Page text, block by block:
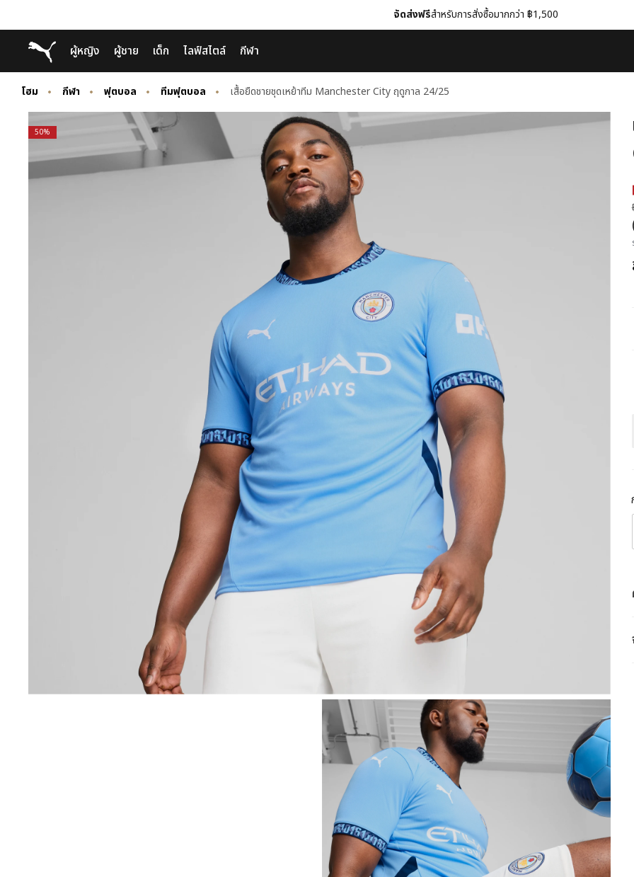
to
Main
content
to
Footer
Content
จัดส่งฟรีสำหรับการสั่งซื้อมากกว่า ฿1,500
Puma โฮม
ผู้หญิง ผู้ชาย เด็ก ไลฟ์สไตล์ กีฬา
โฮม กีฬา ฟุตบอล ทีมฟุตบอล เสื้อยืดชายชุดเหย้าทีม Manchester City ฤดูกาล 24/25
50%